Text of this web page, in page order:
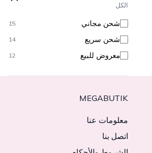
الكل
شحن مجاني 15
شحن سريع 14
معروض للبيع 12
MEGABUTIK
معلومات عنا
اتصل بنا